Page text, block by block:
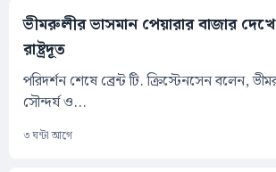
ভীমরুলীর ভাসমান পেয়ারার বাজার দেখে
রাষ্ট্রদূত
পরিদর্শন শেষে ব্রেন্ট টি. ক্রিস্টেনসেন বলেন,
সৌন্দর্য ও...
৩ ঘন্টা আগে